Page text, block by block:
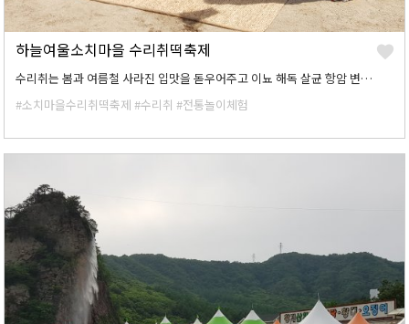
하늘여울소치마을 수리취떡축제
수리취는 봄과 여름철 사라진 입맛을 돋우어주고 이뇨 해독 살균 항암 변비 고혈압 당뇨등 효능이 뛰어납니다. 옛 조상들은 봄이 되면 수리취의 어린잎을 채취해 가볍게 데쳐 물에 우려내거나 쌈으로 먹고 나물로 조리해 먹었습니다. 또한 단오에 수리취떡을 먹으며 명절을 즐겼다고 합니다.
#소치마을수리취떡축제 #수리취 #전통놀이체험